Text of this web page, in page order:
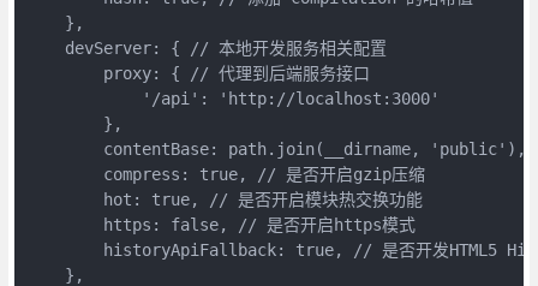
    },
    devServer: { // 本地开发服务相关配置
        proxy: { // 代理到后端服务接口
            '/api': 'http://localhost:3000'
        },
contentBase: path.join(__dirname, 'public'),
        compress: true, // 是否开启gzip压缩
        hot: true, // 是否开启模块热交换功能
        https: false, // 是否开启https模式
historyApiFallback: true, // 是否开发HTML5
    },